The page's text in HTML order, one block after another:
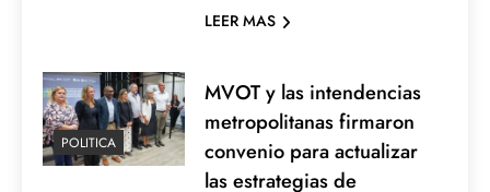
LEER MAS
POLITICA
MVOT y las intendencias
metropolitanas firmaron
convenio para actualizar
las estrategias de